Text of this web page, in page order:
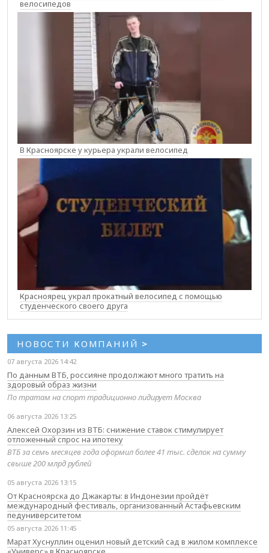
велосипедов
В Красноярске у курьера украли велосипед
Красноярец украл прокатный велосипед с помощью
студенческого своего друга
НОВОСТИ КОМПАНИЙ >
07 августа 2026 14:42
По данным ВТБ, россияне продолжают много тратить на
здоровый образ жизни
По тратам на спорт традиционно лидирует Москва
06 августа 2026 13:25
Алексей Охорзин из ВТБ: снижение ставок стимулирует
отложенный спрос на ипотеку
ВТБ за семь месяцев года оформил более 41 тыс. сделок на сумму
свыше 200 млрд рублей
05 августа 2026 13:15
От Красноярска до Джакарты: в Индонезии пройдёт
международный фестиваль, организованный Астафьевским
педуниверситетом
05 августа 2026 11:45
Марат Хуснуллин оценил новый детский сад в жилом комплексе